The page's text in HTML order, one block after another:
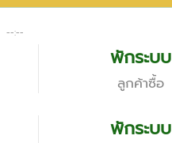
--:--
พักระบบ
ลูกค้าซื้อ
พักระบบ